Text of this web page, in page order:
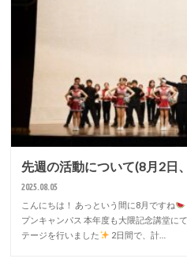
先週の活動について(8月2日
2025.08.05
こんにちは！ あっという間に8月ですね
プンキャンパス 本年度も大隈記念講堂に
テージを行いました
2日間で、計…